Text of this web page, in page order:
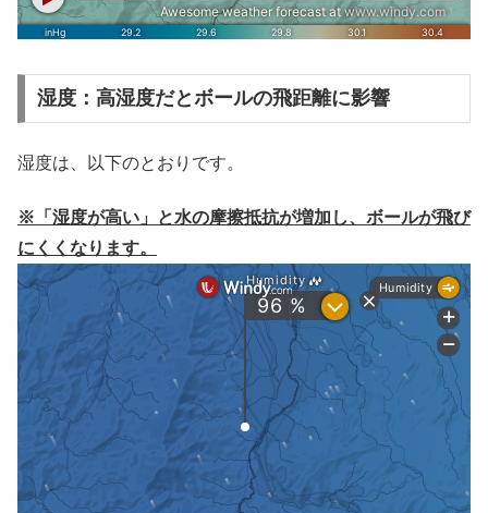
湿度：高湿度だとボールの飛距離に影響
湿度は、以下のとおりです。
※「湿度が高い」と水の摩擦抵抗が増加し、ボールが飛び
にくくなります。